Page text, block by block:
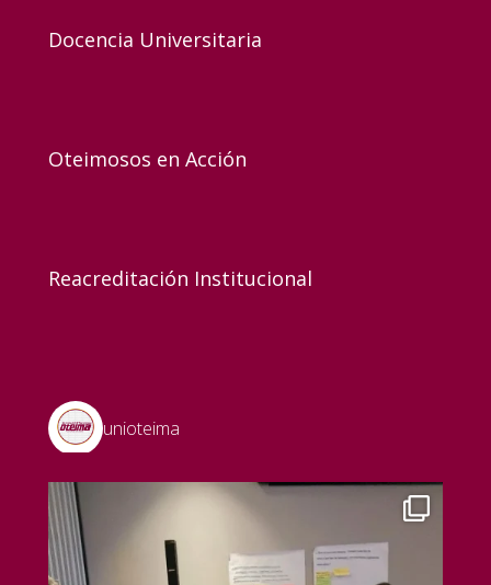
Docencia Universitaria
Oteimosos en Acción
Reacreditación Institucional
unioteima